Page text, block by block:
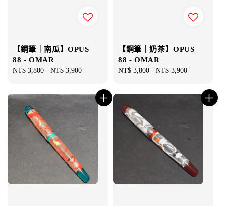
【鋼筆｜南瓜】OPUS
88 - OMAR
Regular
NT$ 3,800 - NT$ 3,900
【鋼筆｜奶茶】OPUS
88 - OMAR
Regular
NT$ 3,800 - NT$ 3,900